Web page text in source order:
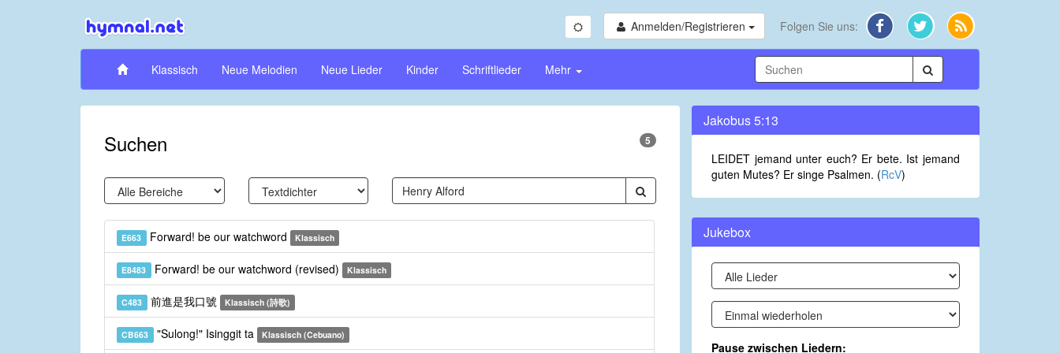
Anmelden/Registrieren Folgen Sie uns:
Klassisch Neue Melodien Neue Lieder Kinder Schriftlieder Mehr
Suchen 5
E663 Forward! be our watchword Klassisch
E8483 Forward! be our watchword (revised) Klassisch
C483 前進是我口號 Klassisch (詩歌)
CB663 "Sulong!" Isinggit ta Klassisch (Cebuano)
Jakobus 5:13
LEIDET jemand unter euch? Er bete. Ist jemand
guten Mutes? Er singe Psalmen. (RcV)
Jukebox
Pause zwischen Liedern: